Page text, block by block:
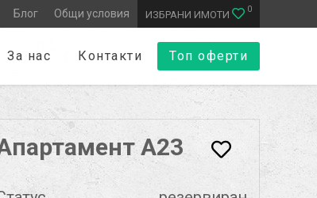
Блог Общи условия ИЗБРАНИ ИМОТИ 0
За нас Контакти Топ оферти
А23